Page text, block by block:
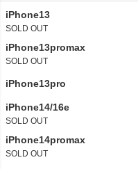
iPhone13
SOLD OUT
iPhone13promax
SOLD OUT
iPhone13pro
iPhone14/16e
SOLD OUT
iPhone14promax
SOLD OUT